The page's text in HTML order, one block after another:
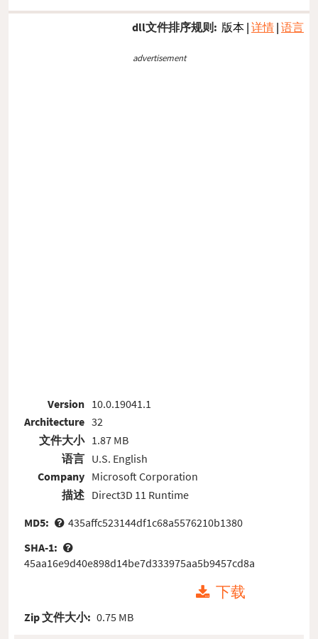
dll文件排序规则: 版本 | 详情 | 语言
advertisement
Version
Architecture
文件大小
语言
Company
描述
10.0.19041.1
32
1.87 MB
U.S. English
Microsoft Corporation
Direct3D 11 Runtime
MD5:
435affc523144df1c68a5576210b1380
SHA-1:
45aa16e9d40e898d14be7d333975aa5b9457cd8a
下载
Zip 文件大小: 0.75 MB